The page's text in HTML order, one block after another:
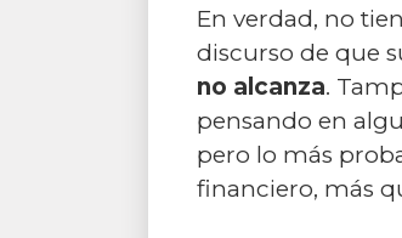
En verdad, no
discurso de que
no alcanza.
pensando en
pero lo más
financiero, más